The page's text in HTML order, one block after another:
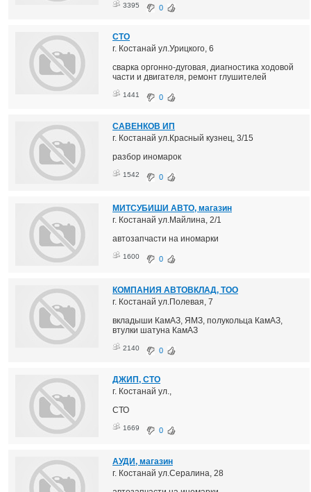
3395 0
СТО
г. Костанай ул.Урицкого, 6
сварка оргонно-дуговая, диагностика ходовой
части и двигателя, ремонт глушителей
1441 0
САВЕНКОВ ИП
г. Костанай ул.Красный кузнец, 3/15
разбор иномарок
1542 0
МИТСУБИШИ АВТО, магазин
г. Костанай ул.Майлина, 2/1
автозапчасти на иномарки
1600 0
КОМПАНИЯ АВТОВКЛАД, ТОО
г. Костанай ул.Полевая, 7
вкладыши КамАЗ, ЯМЗ, полукольца КамАЗ,
втулки шатуна КамАЗ
2140 0
ДЖИП, СТО
г. Костанай ул.,
СТО
1669 0
АУДИ, магазин
г. Костанай ул.Сералина, 28